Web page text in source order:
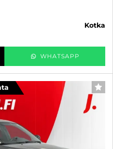
kotka
WHATSAPP